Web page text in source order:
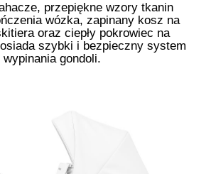
przepiękne wzory tkanin
wózka, zapinany kosz na
oraz ciepły pokrowiec na
szybki i bezpieczny system
wypinania gondoli.